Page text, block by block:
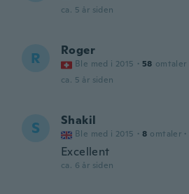
ca. 5 år siden
R Roger
Ble med i 2015 · 58 omtaler
ca. 5 år siden
S Shakil
Ble med i 2015 · 8 omtaler ·
Excellent
ca. 6 år siden